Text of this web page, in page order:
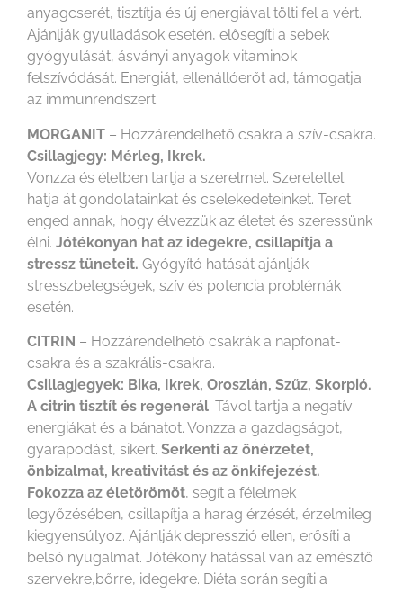
anyagcserét, tisztítja és új energiával tölti fel a vért.
Ajánlják gyulladások esetén, elősegíti a sebek
gyógyulását, ásványi anyagok vitaminok
felszívódását. Energiát, ellenállóerőt ad, támogatja
az immunrendszert.
MORGANIT – Hozzárendelhető csakra a szív-csakra.
Csillagjegy: Mérleg, Ikrek.
Vonzza és életben tartja a szerelmet. Szeretettel
hatja át gondolatainkat és cselekedeteinket. Teret
enged annak, hogy élvezzük az életet és szeressünk
élni. Jótékonyan hat az idegekre, csillapítja a
stressz tüneteit. Gyógyító hatását ajánlják
stresszbetegségek, szív és potencia problémák
esetén.
CITRIN – Hozzárendelhető csakrák a napfonat-
csakra és a szakrális-csakra.
Csillagjegyek: Bika, Ikrek, Oroszlán, Szűz, Skorpió.
A citrin tisztít és regenerál. Távol tartja a negatív
energiákat és a bánatot. Vonzza a gazdagságot,
gyarapodást, sikert. Serkenti az önérzetet,
önbizalmat, kreativitást és az önkifejezést.
Fokozza az életörömöt, segít a félelmek
legyőzésében, csillapítja a harag érzését, érzelmileg
kiegyensúlyoz. Ajánlják depresszió ellen, erősíti a
belső nyugalmat. Jótékony hatással van az emésztő
szervekre,bőrre, idegekre. Diéta során segíti a